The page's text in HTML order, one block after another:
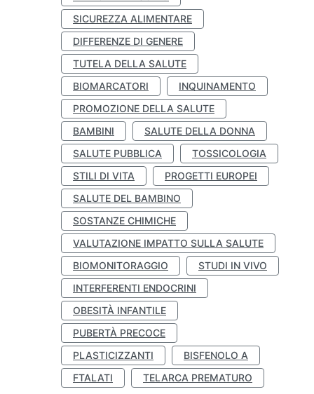
SICUREZZA ALIMENTARE
DIFFERENZE DI GENERE
TUTELA DELLA SALUTE
BIOMARCATORI
INQUINAMENTO
PROMOZIONE DELLA SALUTE
BAMBINI
SALUTE DELLA DONNA
SALUTE PUBBLICA
TOSSICOLOGIA
STILI DI VITA
PROGETTI EUROPEI
SALUTE DEL BAMBINO
SOSTANZE CHIMICHE
VALUTAZIONE IMPATTO SULLA SALUTE
BIOMONITORAGGIO
STUDI IN VIVO
INTERFERENTI ENDOCRINI
OBESITÀ INFANTILE
PUBERTÀ PRECOCE
PLASTICIZZANTI
BISFENOLO A
FTALATI
TELARCA PREMATURO